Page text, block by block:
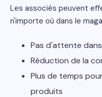
Les associés peuvent
n'importe où dans le
Pas d'attente
Réduction de la
Plus de temps
produits